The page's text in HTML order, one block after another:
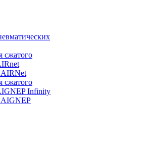
сжатого
сжатого
Infinity